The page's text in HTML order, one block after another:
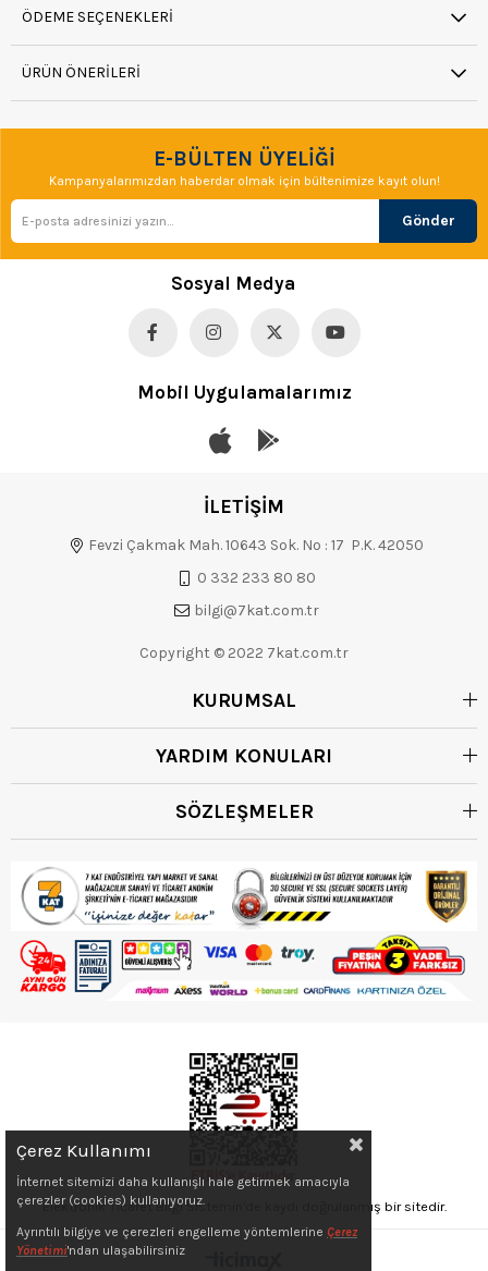
ÖDEME SEÇENEKLERI
ÜRÜN ÖNERILERI
E-BÜLTEN ÜYELİĞİ
Kampanyalarımızdan haberdar olmak için bültenimize kayıt olun!
Gönder
Sosyal Medya
Mobil Uygulamalarımız
İLETİŞİM
Fevzi Çakmak Mah. 10643 Sok. No : 17 P.K. 42050
0 332 233 80 80
bilgi@7kat.com.tr
Copyright © 2022 7kat.com.tr
KURUMSAL
YARDIM KONULARI
SÖZLEŞMELER
Elektronik Ticaret Bilgi Sistemin'de kaydı doğrulanmış bir sitedir.
Çerez Kullanımı
İnternet sitemizi daha kullanışlı hale getirmek amacıyla
çerezler (cookies) kullanıyoruz.
Ayrıntılı bilgiye ve çerezleri engelleme yöntemlerine Çerez
Yönetimi'ndan ulaşabilirsiniz